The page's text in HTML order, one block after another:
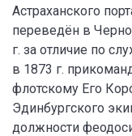
Астраханского
переведён в
г. за отличие по
в 1873 г.
флотскому Его
Эдинбургского
должности